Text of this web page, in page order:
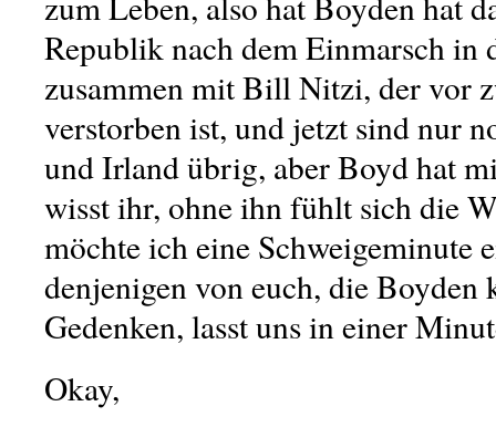
Republik nach dem Einmarsch in
zusammen mit Bill Nitzi, der vor
verstorben ist, und jetzt sind nur
und Irland übrig, aber Boyd hat
wisst ihr, ohne ihn fühlt sich die
möchte ich eine Schweigeminute
denjenigen von euch, die Boyden
Gedenken, lasst uns in einer
Okay,